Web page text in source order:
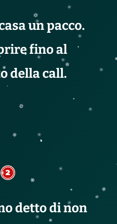
un pacco.
fino al
della call.
detto di non